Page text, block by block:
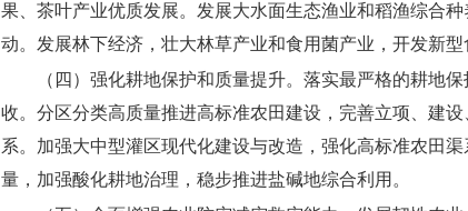
果、茶叶产业优质发展。发展大水面生态渔业和稻渔综合
动。发展林下经济，壮大林草产业和食用菌产业，开发新型
（四）强化耕地保护和质量提升。 落实最严格的耕地
收。分区分类高质量推进高标准农田建设，完善立项、建
系。加强大中型灌区现代化建设与改造，强化高标准农田
量，加强酸化耕地治理，稳步推进盐碱地综合利用。